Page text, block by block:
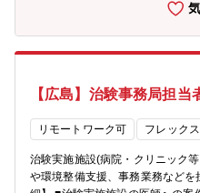
【広島】治験事務局担
リモートワーク可 フレック
治験実施施設(病院・クリニック
や環境整備支援、事務業務などを担当